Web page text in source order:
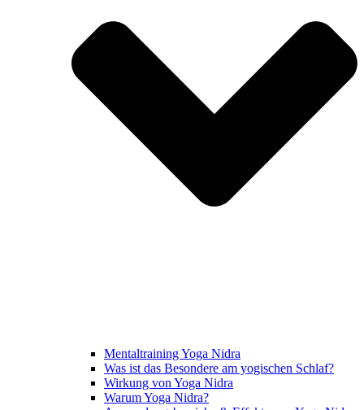
Mentaltraining Yoga Nidra
Was ist das Besondere am yogischen Schlaf?
Wirkung von Yoga Nidra
Warum Yoga Nidra?